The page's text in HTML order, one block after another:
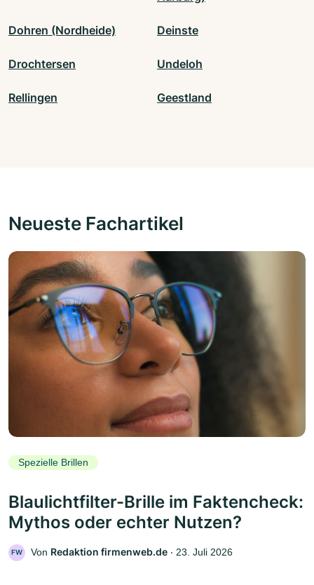
Dohren (Nordheide) Deinste
Drochtersen Undeloh
Rellingen Geestland
Neueste Fachartikel
Spezielle Brillen
Blaulichtfilter-Brille im Faktencheck:
Mythos oder echter Nutzen?
FW Von Redaktion firmenweb.de ‧ 23. Juli 2026